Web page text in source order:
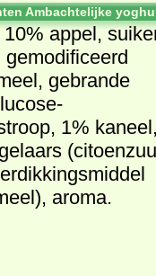
Ambachtelijke
10% appel,
gemodificeerd
gebrande
1%
aroma.